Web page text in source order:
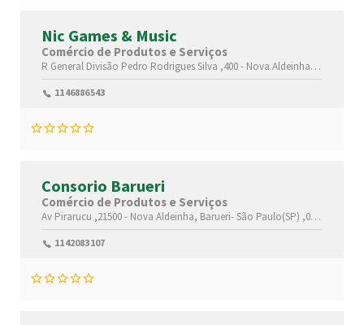
Nic Games & Music
Comércio de Produtos e Serviços
R General Divisão Pedro Rodrigues Silva ,400 - Nova Aldeinha, Barueri-
1146886543
Consorio Barueri
Comércio de Produtos e Serviços
Av Pirarucu ,21500 - Nova Aldeinha, Barueri-São Paulo(SP) ,06440185
1142083107